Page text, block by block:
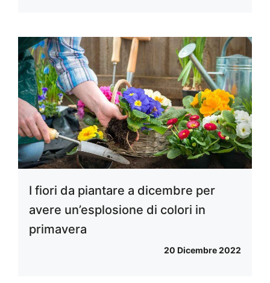
I fiori da piantare a dicembre per
avere un’esplosione di colori in
primavera
20 Dicembre 2022